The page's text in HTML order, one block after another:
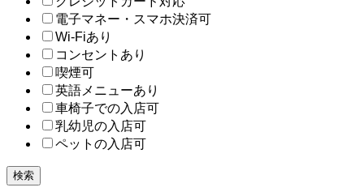
電子マネー・スマホ決済可
Wi-Fiあり
コンセントあり
喫煙可
英語メニューあり
車椅子での入店可
乳幼児の入店可
ペットの入店可
検索